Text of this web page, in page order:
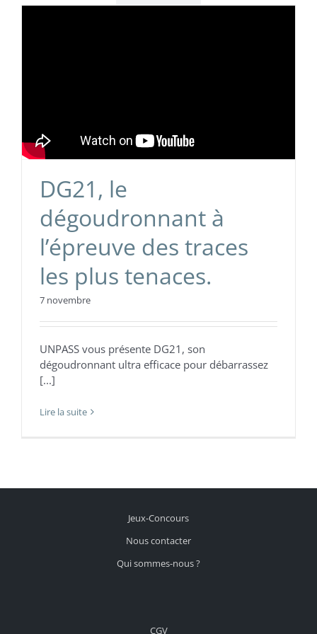
DG21, le
dégoudronnant à
l’épreuve des traces
les plus tenaces.
7 novembre
UNPASS vous présente DG21, son
dégoudronnant ultra efficace pour débarrassez
[...]
Lire la suite
Jeux-Concours
Nous contacter
Qui sommes-nous ?
CGV